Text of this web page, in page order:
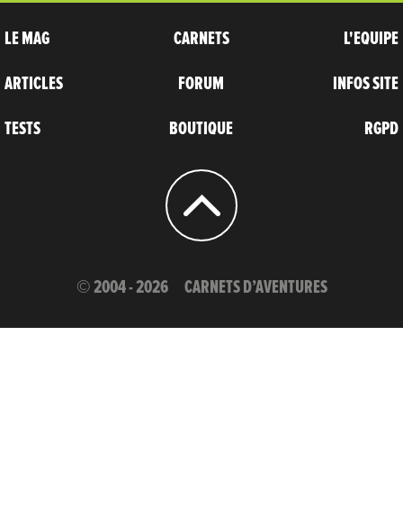
LE MAG
ARTICLES
TESTS
CARNETS
FORUM
BOUTIQUE
L'EQUIPE
INFOS SITE
RGPD
© 2004 - 2026 CARNETS D’AVENTURES